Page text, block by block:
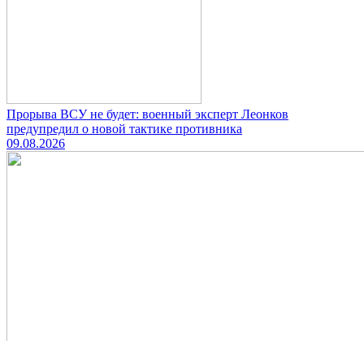
Прорыва ВСУ не будет: военный эксперт Леонков
предупредил о новой тактике противника
09.08.2026